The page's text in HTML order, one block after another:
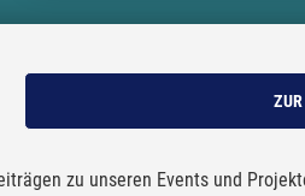
y
zu unseren Events und